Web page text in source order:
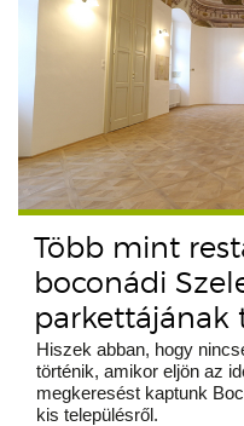
Több mint
boconádi
parkettájának
Hiszek abban, hogy
történik, amikor eljön az
megkeresést kaptunk
kis településről.